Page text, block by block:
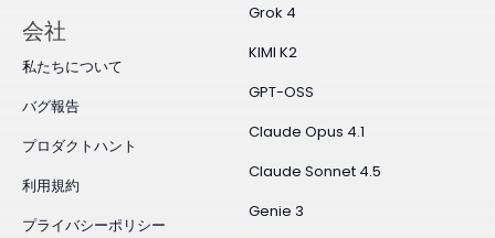
Grok 4
KIMI K2
GPT-OSS
Claude Opus 4.1
Claude Sonnet 4.5
Genie 3
会社
私たちについて
バグ報告
プロダクトハント
利用規約
プライバシーポリシー